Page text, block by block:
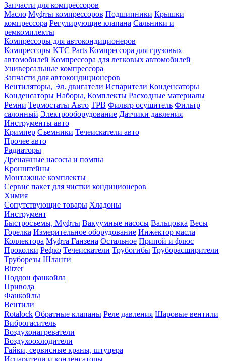
Запчасти для компрессоров
Масло Муфты компрессоров Подшипники Крышки
компрессора Регулирующие клапана Сальники и
ремкомплекты
Компрессоры для автокондиционеров
Компрессоры KTC Parts Компрессора для грузовых
автомобилей Компрессора для легковых автомобилей
Универсальные компрессора
Запчасти для автокондиционеров
Вентиляторы, Эл. двигатели Испарители Конденсаторы
Конденсаторы Наборы, Комплекты Расходные материалы
Ремни Термостаты Авто ТРВ Фильтр осушитель Фильтр
салонный Электрооборудование Датчики давления
Инструменты авто
Кримпер Съемники Течеискатели авто
Прочее авто
Радиаторы
Дренажные насосы и помпы
Кронштейны
Монтажные комплекты
Сервис пакет для чистки кондиционеров
Химия
Сопутствующие товары Хладоны
Инструмент
Быстросъемы, Муфты Вакуумные насосы Вальцовка Весы
Горелка Измерительное оборудование Инжектор масла
Коллектора Муфта Ганзена Остальное Припой и флюс
Проколки Рефко Течеискатели Трубогибы Труборасширители
Труборезы Шланги
Bitzer
Поддон фанкойла
Привода
Фанкойлы
Вентили
Rotalock Обратные клапаны Реле давления Шаровые вентили
Виброгаситель
Воздухонагреватели
Воздухоохлодители
Гайки, сервисные краны, штуцера
Испарители и конденсаторы